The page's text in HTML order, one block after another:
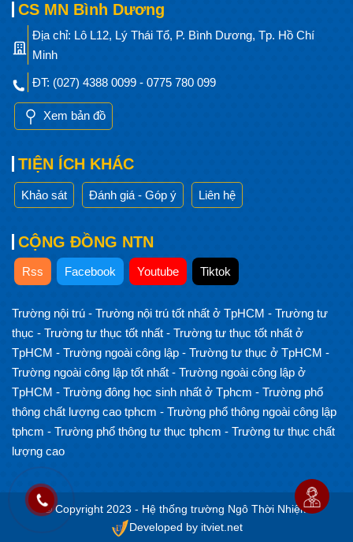
CS MN Bình Dương
Địa chỉ: Lô L12, Lý Thái Tổ, P. Bình Dương, Tp. Hồ Chí
Minh
ĐT: (027) 4388 0099 - 0775 780 099
Xem bản đồ
TIỆN ÍCH KHÁC
Khảo sát Đánh giá - Góp ý Liên hệ
CỘNG ĐỒNG NTN
Rss Facebook Youtube Tiktok
Trường nội trú - Trường nội trú tốt nhất ở TpHCM - Trường tư
thục - Trường tư thục tốt nhất - Trường tư thục tốt nhất ở
TpHCM - Trường ngoài công lập - Trường tư thục ở TpHCM -
Trường ngoài công lập tốt nhất - Trường ngoài công lập ở
TpHCM - Trường đông học sinh nhất ở Tphcm - Trường phổ
thông chất lượng cao tphcm - Trường phổ thông ngoài công lập
tphcm - Trường phổ thông tư thục tphcm - Trường tư thục chất
lượng cao
© Copyright 2023 - Hệ thống trường Ngô Thời Nhiệm
Developed by itviet.net